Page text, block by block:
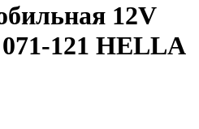
12V
121 HELLA